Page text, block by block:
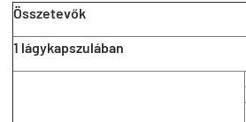
Összetevők
1 lágykapszulában